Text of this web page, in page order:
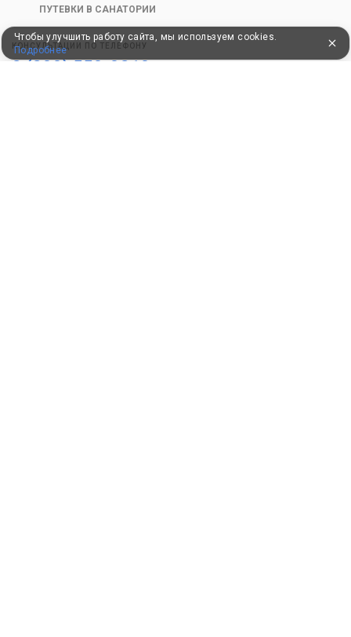
ПУТЕВКИ В САНАТОРИИ
КОНСУЛЬТАЦИИ ПО ТЕЛЕФОНУ
8 (800) 550-0810
Чтобы улучшить работу сайта, мы используем cookies.
Подробнее